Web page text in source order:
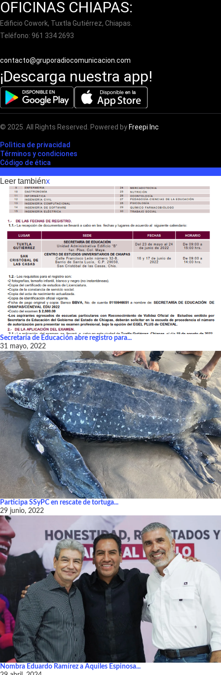
OFICINAS CHIAPAS:
Edificio Cowork, Tuxtla Gutiérrez, Chiapas.
Teléfono: 961 334 2693
contacto@gruporadiocomunicacion.com
¡Descarga nuestra app!
© 2025. All Rights Reserved. Powered by Freepi Inc
Polìtica de privacidad
Términos y condiciones
Código de ética
Leer tambiénx
Secretaría de Educación abre registro para...
31 mayo, 2022
Participa SSyPC en rescate de tortuga...
29 junio, 2022
Nombra Eduardo Ramírez a Aquiles Espinosa...